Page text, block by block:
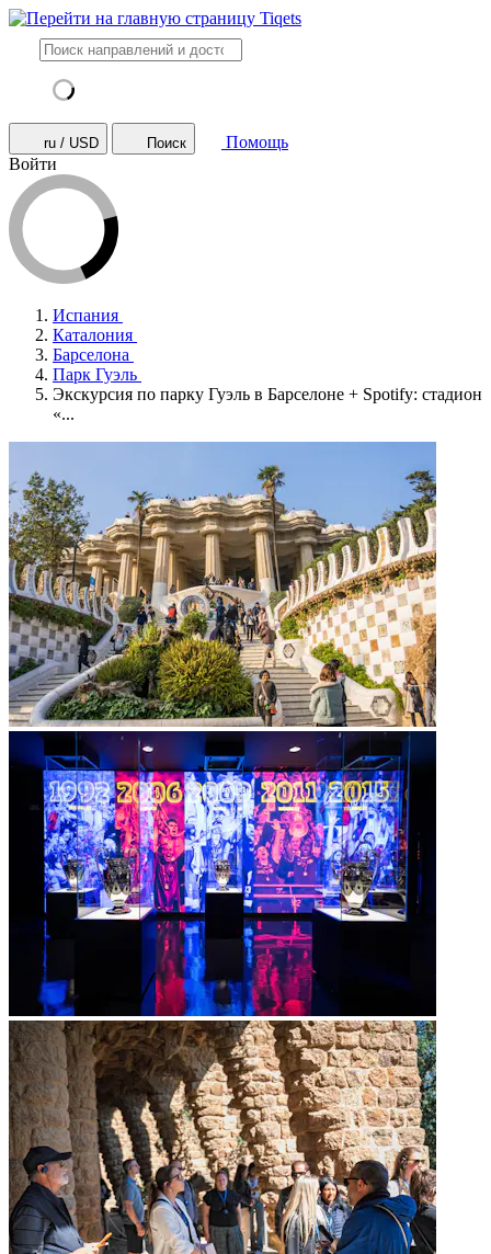
ru / USD Поиск
Помощь
Войти
Испания
Каталония
Барселона
Парк Гуэль
Экскурсия по парку Гуэль в Барселоне + Spotify: стадион
«...